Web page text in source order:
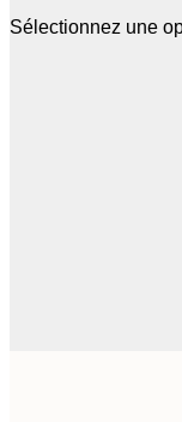
Sélectionnez une